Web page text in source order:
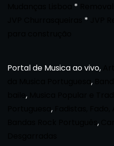
*
*
Portal de Musica ao vivo,
,
,
,
,